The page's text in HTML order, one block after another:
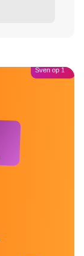
Sven op 1